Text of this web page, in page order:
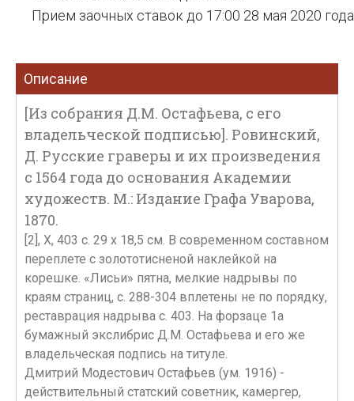
Прием заочных ставок до 17:00 28 мая 2020 года
Описание
[Из собрания Д.М. Остафьева, с его
владельческой подписью]. Ровинский,
Д. Русские граверы и их произведения
с 1564 года до основания Академии
художеств. М.: Издание Графа Уварова,
1870.
[2], X, 403 c. 29 x 18,5 см. В современном составном
переплете с золототисненой наклейкой на
корешке. «Лисьи» пятна, мелкие надрывы по
краям страниц, с. 288-304 вплетены не по порядку,
реставрация надрыва с. 403. На форзаце 1а
бумажный экслибрис Д.М. Остафьева и его же
владельческая подпись на титуле.
Дмитрий Модестович Остафьев (ум. 1916) -
действительный статский советник, камергер,